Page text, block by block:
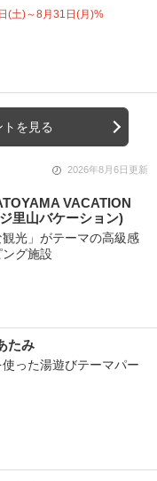
(土)～8月31日(月)%
を見る
2026年8月6日更新
VACATION
里山バケーション)
観光」がテーマの高級感
グ施設
たみ
った湯遊びテーマパー